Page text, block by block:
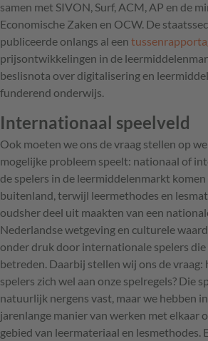
samen met SIVON, Surf, ACM, AP en de
Economische Zaken en OCW. De
publiceerde onlangs al een
prijsontwikkelingen in de
beslisnota over digitalisering en
funderend onderwijs.
Internationaal speelveld
Ook moeten we ons de vraag stellen op
mogelijke probleem speelt: nationaal of
de spelers in de leermiddelenmarkt
buitenland, terwijl leermethodes en
oudsher deel uit maakten van een
Nederlandse wetgeving en culturele
onder druk door internationale spelers die
betreden. Daarbij stellen wij ons de vraag:
spelers zich wel aan onze spelregels? Die
natuurlijk nergens vast, maar we hebben
jarenlange manier van werken met elkaar
gebied van leermateriaal en lesmethodes.